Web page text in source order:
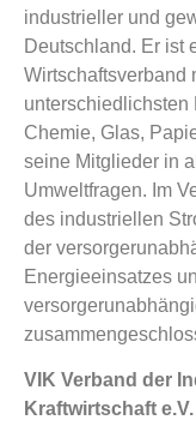
industrieller und
Deutschland. Er ist
Wirtschaftsverband
unterschiedlichsten
Chemie, Glas,
seine Mitglieder in
Umweltfragen. Im
des industriellen
der
Energieeinsatzes
VIK Verband der
Kraftwirtschaft e.V.